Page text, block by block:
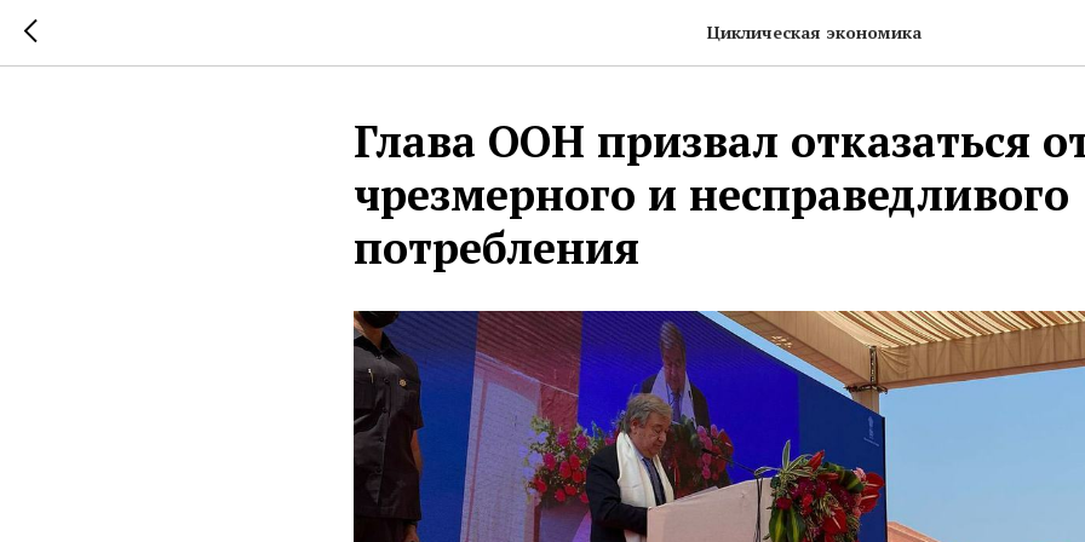
Циклическая экономика
Глава ООН призвал отказаться
чрезмерного и несправедливого
потребления